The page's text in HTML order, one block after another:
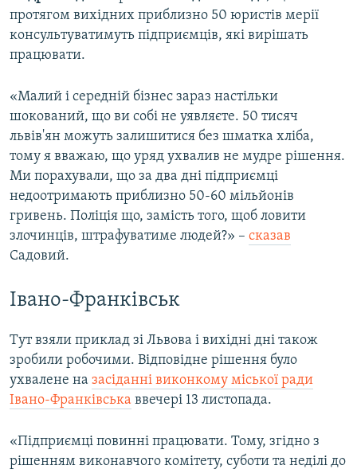
протягом вихідних приблизно 50 юристів мерії
консультуватимуть підприємців, які вирішать
працювати.
«Малий і середній бізнес зараз настільки
шокований, що ви собі не уявляєте. 50 тисяч
львів'ян можуть залишитися без шматка хліба,
тому я вважаю, що уряд ухвалив не мудре рішення.
Ми порахували, що за два дні підприємці
недоотримають приблизно 50-60 мільйонів
гривень. Поліція що, замість того, щоб ловити
злочинців, штрафуватиме людей?» – сказав
Садовий.
Івано-Франківськ
Тут взяли приклад зі Львова і вихідні дні також
зробили робочими. Відповідне рішення було
ухвалене на засіданні виконкому міської ради
Івано-Франківська ввечері 13 листопада.
«Підприємці повинні працювати. Тому, згідно з
рішенням виконавчого комітету, суботи та неділі до